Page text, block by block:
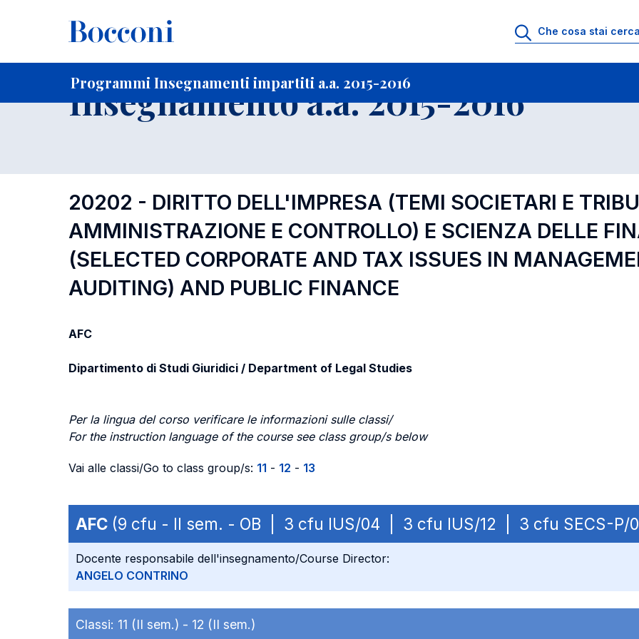
Programmi Insegnamenti impartiti a.a. 2015-2016
Home Per studenti iscritti Programmi Insegnamenti impartiti a.a. 2015-
Insegnamento a.a. 2015-2016
20202 - DIRITTO DELL'IMPRESA (TEMI SOCIETARI E
AMMINISTRAZIONE E CONTROLLO) E SCIENZA DELLE
(SELECTED CORPORATE AND TAX ISSUES IN
AUDITING) AND PUBLIC FINANCE
AFC
Dipartimento di Studi Giuridici / Department of Legal Studies
Per la lingua del corso verificare le informazioni sulle classi/
For the instruction language of the course see class group/s below
Vai alle classi/Go to class group/s: 11 - 12 - 13
AFC (9 cfu - II sem. - OB | 3 cfu IUS/04 | 3 cfu IUS/12 | 3 cfu SECS-P/
Docente responsabile dell'insegnamento/Course Director:
ANGELO CONTRINO
Classi: 11 (II sem.) - 12 (II sem.)